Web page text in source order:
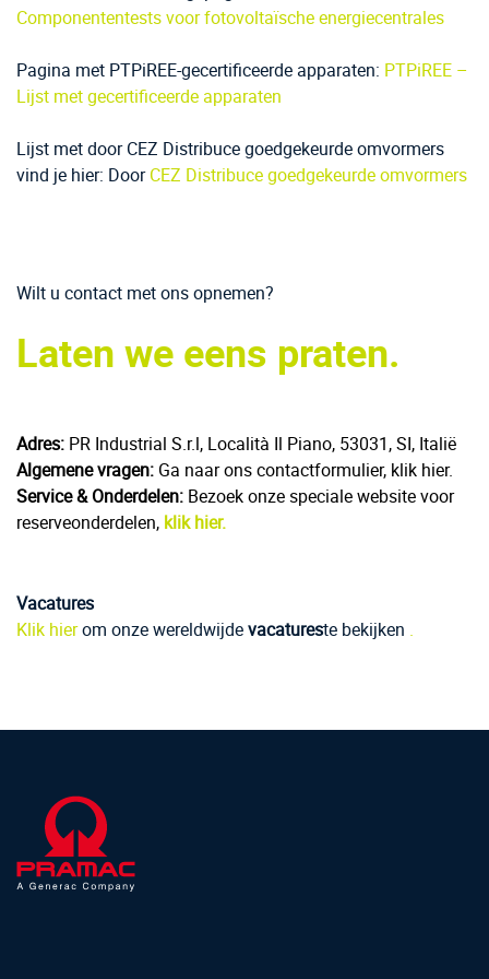
Componententests voor fotovoltaïsche energiecentrales
Pagina met PTPiREE-gecertificeerde apparaten: PTPiREE –
Lijst met gecertificeerde apparaten
Lijst met door CEZ Distribuce goedgekeurde omvormers
vind je hier: DoorCEZ Distribuce goedgekeurde omvormers
Wilt u contact met ons opnemen?
Laten we eens praten.
Adres: PR Industrial S.r.l, Località Il Piano, 53031, SI, Italië
Algemene vragen: Ga naar ons contactformulier, klik hier.
Service & Onderdelen: Bezoek onze speciale website voor
reserveonderdelen, klik hier.
Vacatures
Klik hierom onze wereldwijdevacatureste bekijken .